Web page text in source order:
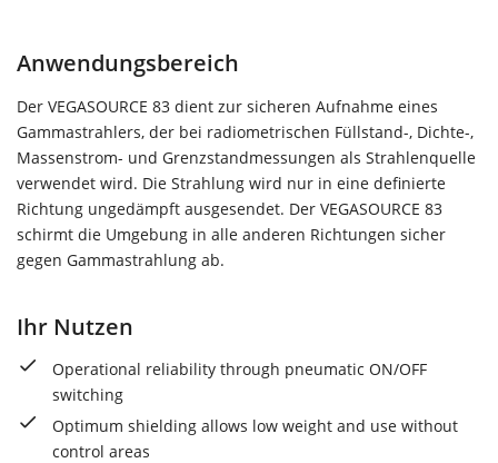
Anwendungsbereich
Der VEGASOURCE 83 dient zur sicheren Aufnahme eines
Gammastrahlers, der bei radiometrischen Füllstand-, Dichte-,
Massenstrom- und Grenzstandmessungen als Strahlenquelle
verwendet wird. Die Strahlung wird nur in eine definierte
Richtung ungedämpft ausgesendet. Der VEGASOURCE 83
schirmt die Umgebung in alle anderen Richtungen sicher
gegen Gammastrahlung ab.
Ihr Nutzen
Operational reliability through pneumatic ON/OFF
switching
Optimum shielding allows low weight and use without
control areas